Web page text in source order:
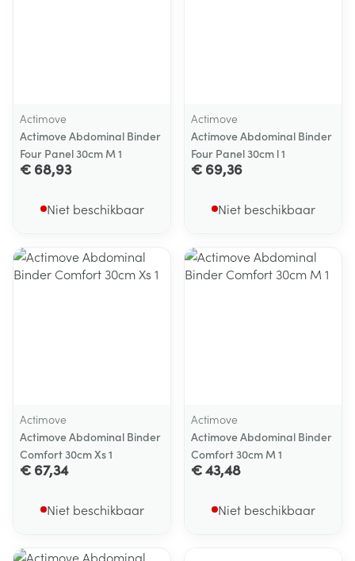
Actimove
Actimove Abdominal Binder
Four Panel 30cm M 1
€ 68,93
Niet beschikbaar
Actimove
Actimove Abdominal Binder
Four Panel 30cm l 1
€ 69,36
Niet beschikbaar
Actimove
Actimove Abdominal Binder
Comfort 30cm Xs 1
€ 67,34
Niet beschikbaar
Actimove
Actimove Abdominal Binder
Comfort 30cm M 1
€ 43,48
Niet beschikbaar